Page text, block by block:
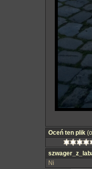
Oceń ten plik
Ni